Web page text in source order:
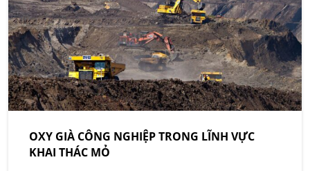
OXY GIÀ CÔNG NGHIỆP TRONG LĨNH VỰC
KHAI THÁC MỎ